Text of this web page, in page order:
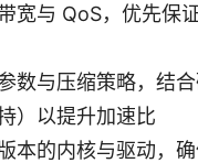
宽与 QoS，优先保
数与压缩策略，结
）以提升加速比
本的内核与驱动，